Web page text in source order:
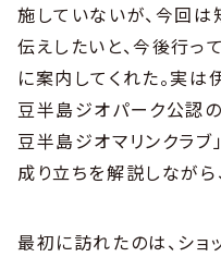
施していないが、今回
伝えしたいと、今後行っ
に案内してくれた。実は
豆半島ジオパーク公認
豆半島ジオマリンクラ
成り立ちを解説しながら
最初に訪れたのは、シ